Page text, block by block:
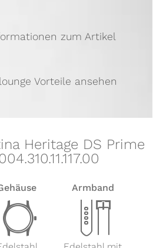
zum Artikel
Vorteile ansehen
Heritage DS Prime
w
Armband
x